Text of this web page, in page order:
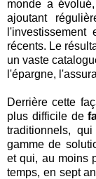
monde a
ajoutant
récents. Le
un vaste
l'épargne,
Derrière cette
plus difficile de
traditionnels,
gamme de
et qui, au moins
temps, en sept